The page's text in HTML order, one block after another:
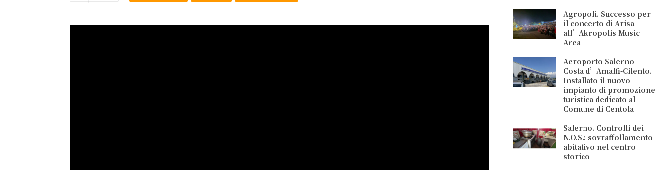
Agropoli. Successo per
il concerto di Arisa
all’Akropolis Music
Area
Aeroporto Salerno-
Costa d’Amalfi-Cilento.
Installato il nuovo
impianto di promozione
turistica dedicato al
Comune di Centola
Salerno. Controlli dei
N.O.S.: sovraffollamento
abitativo nel centro
storico